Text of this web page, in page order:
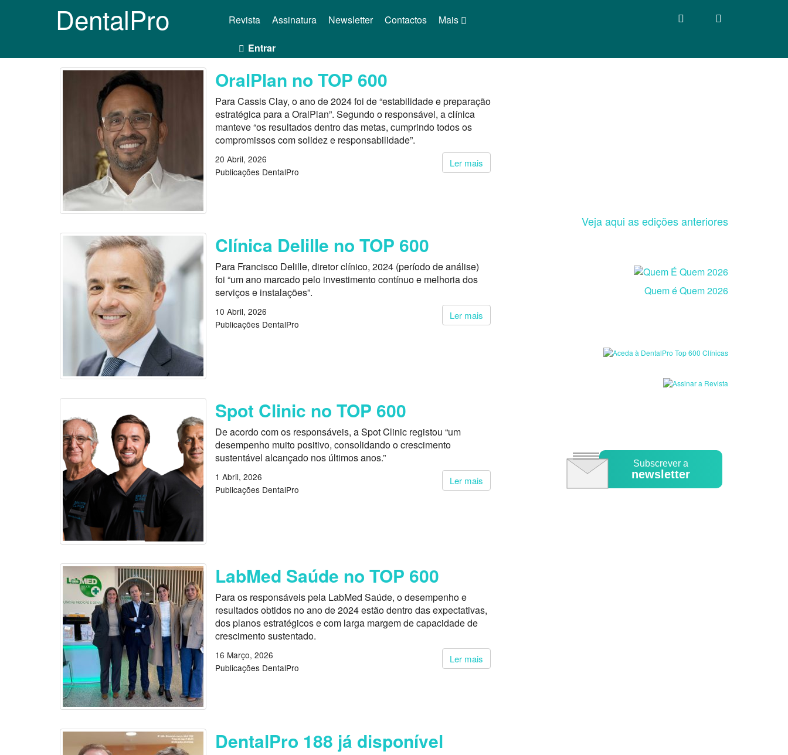
DentalPro Mais
Revista Assinatura Newsletter Contactos
Entrar
OralPlan no TOP 600
Para Cassis Clay, o ano de 2024 foi de “estabilidade e preparação
estratégica para a OralPlan”. Segundo o responsável, a clínica
manteve “os resultados dentro das metas, cumprindo todos os
compromissos com solidez e responsabilidade”.
Ler mais
20 Abril, 2026
Publicações DentalPro
Clínica Delille no TOP 600
Para Francisco Delille, diretor clínico, 2024 (período de análise)
foi “um ano marcado pelo investimento contínuo e melhoria dos
serviços e instalações”.
Ler mais
10 Abril, 2026
Publicações DentalPro
Spot Clinic no TOP 600
De acordo com os responsáveis, a Spot Clinic registou “um
desempenho muito positivo, consolidando o crescimento
sustentável alcançado nos últimos anos.”
Ler mais
1 Abril, 2026
Publicações DentalPro
LabMed Saúde no TOP 600
Para os responsáveis pela LabMed Saúde, o desempenho e
resultados obtidos no ano de 2024 estão dentro das expectativas,
dos planos estratégicos e com larga margem de capacidade de
crescimento sustentado.
Ler mais
16 Março, 2026
Publicações DentalPro
DentalPro 188 já disponível
Veja aqui as edições anteriores
Quem é Quem 2026
Subscrever a
newsletter